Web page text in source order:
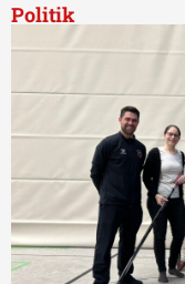
Politik